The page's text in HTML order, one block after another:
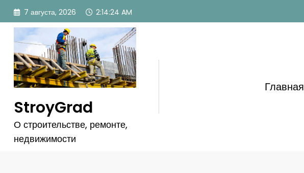
Перейти
содержимому
7 августа, 2026 2:14:27 AM
StroyGrad
О строительстве, ремонте,
недвижимости
Главная